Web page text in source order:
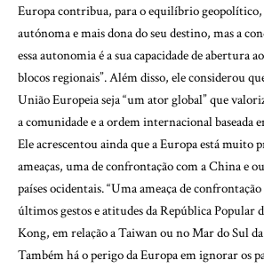
Europa contribua, para o equilíbrio geopolítico,
autónoma e mais dona do seu destino, mas a
essa autonomia é a sua capacidade de abertura
blocos regionais”. Além disso, ele considerou
União Europeia seja “um ator global” que
a comunidade e a ordem internacional baseada
Ele acrescentou ainda que a Europa está muito
ameaças, uma de confrontação com a China e
países ocidentais. “Uma ameaça de
últimos gestos e atitudes da República Popular
Kong, em relação a Taiwan ou no Mar do Sul
Também há o perigo da Europa em ignorar os